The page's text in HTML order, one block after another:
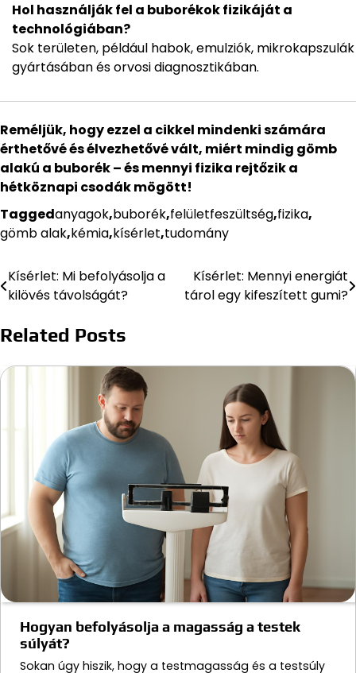
Hol használják fel a buborékok fizikáját a
technológiában?
Sok területen, például habok, emulziók, mikrokapszulák
gyártásában és orvosi diagnosztikában.
Reméljük, hogy ezzel a cikkel mindenki számára
érthetővé és élvezhetővé vált, miért mindig gömb
alakú a buborék – és mennyi fizika rejtőzik a
hétköznapi csodák mögött!
Taggedanyagok,buborék,felületfeszültség,fizika,
gömb alak,kémia,kísérlet,tudomány
Bejegyzés
Kísérlet: Mi befolyásolja a
kilövés távolságát?
Kísérlet: Mennyi energiát
tárol egy kifeszített gumi?
Related Posts
Hogyan befolyásolja a magasság a testek
súlyát?
Sokan úgy hiszik, hogy a testmagasság és a testsúly